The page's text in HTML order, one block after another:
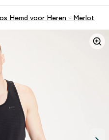
Hemd voor Heren - Merlot